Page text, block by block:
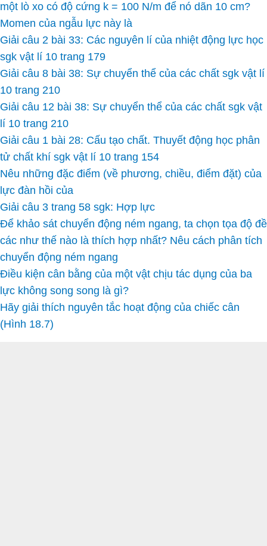
một lò xo có độ cứng k = 100 N/m để nó dãn 10 cm?
Momen của ngẫu lực này là
Giải câu 2 bài 33: Các nguyên lí của nhiệt động lực học
sgk vật lí 10 trang 179
Giải câu 8 bài 38: Sự chuyển thể của các chất sgk vật lí
10 trang 210
Giải câu 12 bài 38: Sự chuyển thể của các chất sgk vật
lí 10 trang 210
Giải câu 1 bài 28: Cấu tạo chất. Thuyết động học phân
tử chất khí sgk vật lí 10 trang 154
Nêu những đặc điểm (về phương, chiều, điểm đặt) của
lực đàn hồi của
Giải câu 3 trang 58 sgk: Hợp lực
Để khảo sát chuyển động ném ngang, ta chọn tọa độ đề
các như thế nào là thích hợp nhất? Nêu cách phân tích
chuyển động ném ngang
Điều kiện cân bằng của một vật chịu tác dụng của ba
lực không song song là gì?
Hãy giải thích nguyên tắc hoạt động của chiếc cân
(Hình 18.7)